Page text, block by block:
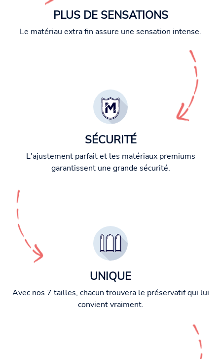
PLUS DE SENSATIONS
Le matériau extra fin assure une sensation intense.
SÉCURITÉ
L'ajustement parfait et les matériaux premiums
garantissent une grande sécurité.
UNIQUE
Avec nos 7 tailles, chacun trouvera le préservatif qui lui
convient vraiment.